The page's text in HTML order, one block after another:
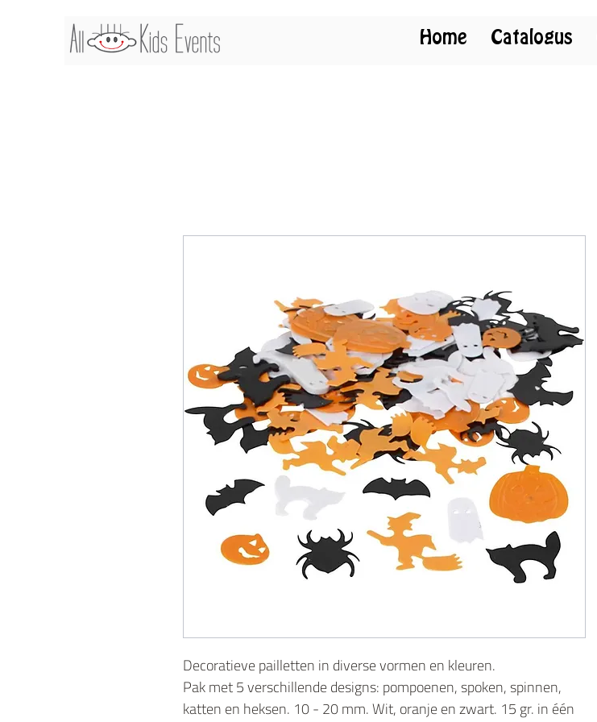
Home Catalogus
Decoratieve pailletten in diverse vormen en kleuren.
Pak met 5 verschillende designs: pompoenen, spoken, spinnen,
katten en heksen. 10 - 20 mm. Wit, oranje en zwart. 15 gr. in één